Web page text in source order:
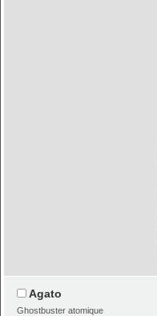
Agato
Ghostbuster atomique